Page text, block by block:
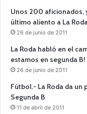
Unos 200 aficionados,
último aliento a La
26 de junio de 2011
La Roda habló en el
estamos en segunda B!
26 de junio de 2011
Fútbol.- La Roda da un
Segunda B
11 de abril de 2011